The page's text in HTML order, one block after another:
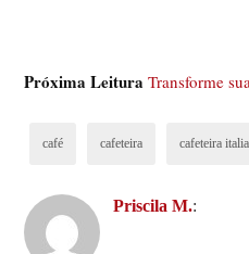
Antes de falarmos sobre
Os melhores
Próxima Leitura Transforme
café cafeteira cafeteira
Priscila M.: